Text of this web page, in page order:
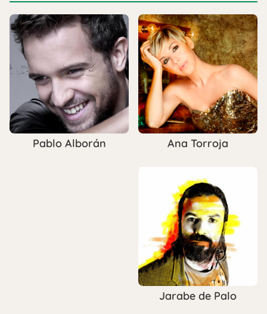
Pablo Alborán Ana Torroja
Jarabe de Palo